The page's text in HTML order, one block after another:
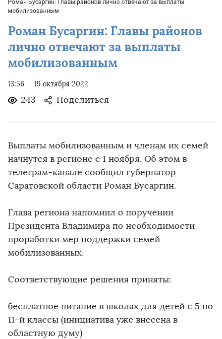
Роман Бусаргин: Главы районов лично отвечают за выплаты
мобилизованным
Роман Бусаргин: Главы районов
лично отвечают за выплаты
мобилизованным
13:56 19 октября 2022
243 Поделиться
Выплаты мобилизованным и членам их семей
начнутся в регионе с 1 ноября. Об этом в
телеграм-канале сообщил губернатор
Саратовской области Роман Бусаргин.
Глава региона напомнил о поручении
Президента Владимира по необходимости
проработки мер поддержки семей
мобилизованных.
Соответствующие решения приняты:
бесплатное питание в школах для детей с 5 по
11-й классы (инициатива уже внесена в
областную думу)